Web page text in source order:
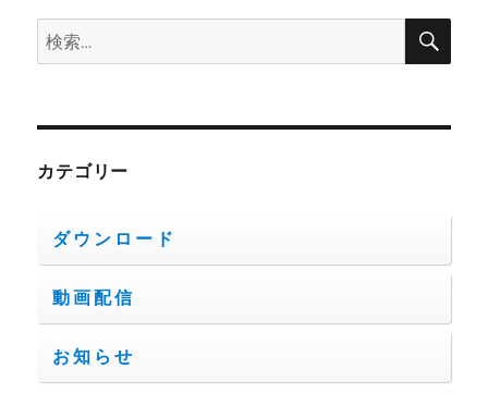
検
索:
検
カテゴリー
ダウンロード
動画配信
お知らせ